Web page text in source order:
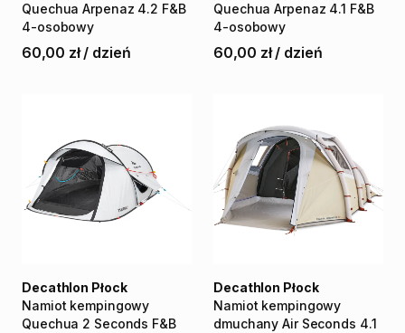
Quechua Arpenaz 4.2 F&B
4-osobowy
60,00 zł / dzień
Quechua Arpenaz 4.1 F&B
4-osobowy
60,00 zł / dzień
Namiot kempingowy
Quechua 2 Seconds F&B
Decathlon Płock
Namiot kempingowy
dmuchany Air Seconds 4.1
Decathlon Płock